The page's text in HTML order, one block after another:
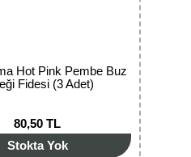
Hot Pink Pembe Buz
Fidesi (3 Adet)
80,50 TL
Stokta Yok